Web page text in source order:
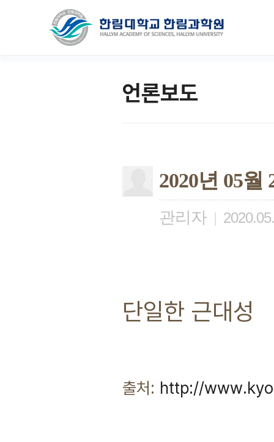
언론보도
2020년 05
관리자 |
단일한 근대성
출처: http://